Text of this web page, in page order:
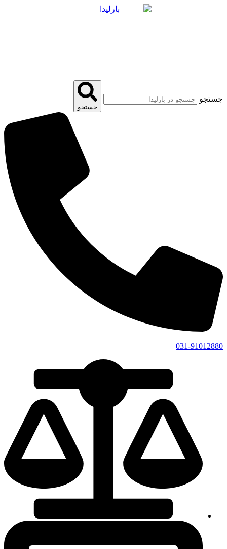
جستجو
جستجو
031-91012880